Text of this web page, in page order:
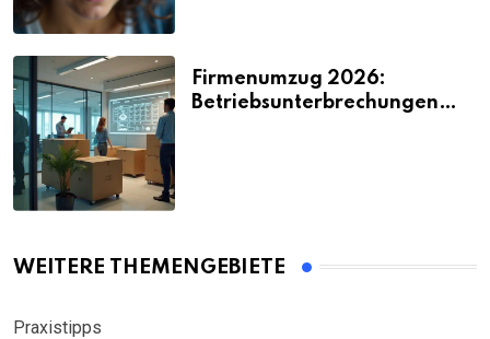
Firmenumzug 2026:
Betriebsunterbrechungen
WEITERE THEMENGEBIETE
Praxistipps